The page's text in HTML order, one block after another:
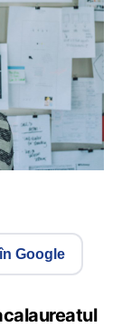
Google